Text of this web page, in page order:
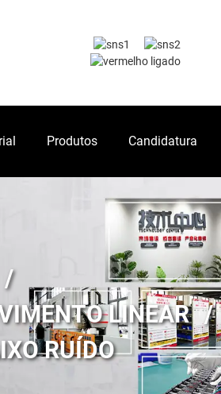
Produtos Candidatura
LINEAR
RUÍDO